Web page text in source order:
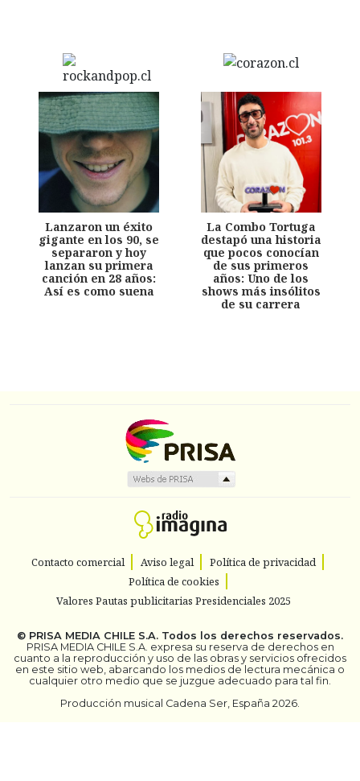
Lanzaron un éxito
gigante en los 90, se
separaron y hoy
lanzan su primera
canción en 28 años:
Así es como suena
La Combo Tortuga
destapó una historia
que pocos conocían
de sus primeros
años: Uno de los
shows más insólitos
de su carrera
Contacto comercial Aviso legal
Política de privacidad
Política de cookies
Valores Pautas publicitarias Presidenciales 2025
© PRISA MEDIA CHILE S.A. Todos los derechos reservados.
PRISA MEDIA CHILE S.A. expresa su reserva de derechos en
cuanto a la reproducción y uso de las obras y servicios ofrecidos
en este sitio web, abarcando los medios de lectura mecánica o
cualquier otro medio que se juzgue adecuado para tal fin.
Producción musical Cadena Ser, España 2026.